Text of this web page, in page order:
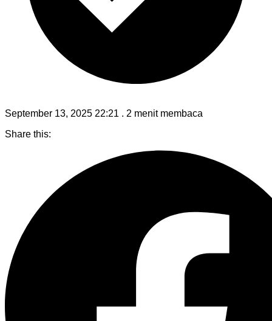
September 13, 2025 22:21 . 2 menit membaca
Share this: